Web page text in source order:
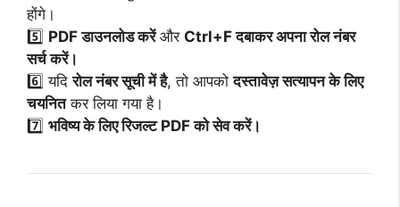
होंगे।
5️⃣ PDF डाउनलोड करेंऔर Ctrl+F दबाकर अपना रोल नंबर
सर्च करें।
6️⃣ यदिरोल नंबर सूची में है, तो आपकोदस्तावेज़ सत्यापन के लिए
चयनितकर लिया गया है।
7️⃣ भविष्य के लिए रिजल्ट PDF को सेव करें।